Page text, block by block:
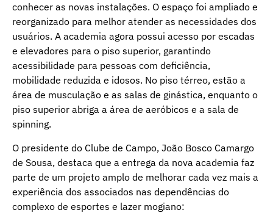
conhecer as novas instalações. O espaço foi ampliado e
reorganizado para melhor atender as necessidades dos
usuários. A academia agora possui acesso por escadas
e elevadores para o piso superior, garantindo
acessibilidade para pessoas com deficiência,
mobilidade reduzida e idosos. No piso térreo, estão a
área de musculação e as salas de ginástica, enquanto o
piso superior abriga a área de aeróbicos e a sala de
spinning.
O presidente do Clube de Campo, João Bosco Camargo
de Sousa, destaca que a entrega da nova academia faz
parte de um projeto amplo de melhorar cada vez mais a
experiência dos associados nas dependências do
complexo de esportes e lazer mogiano: